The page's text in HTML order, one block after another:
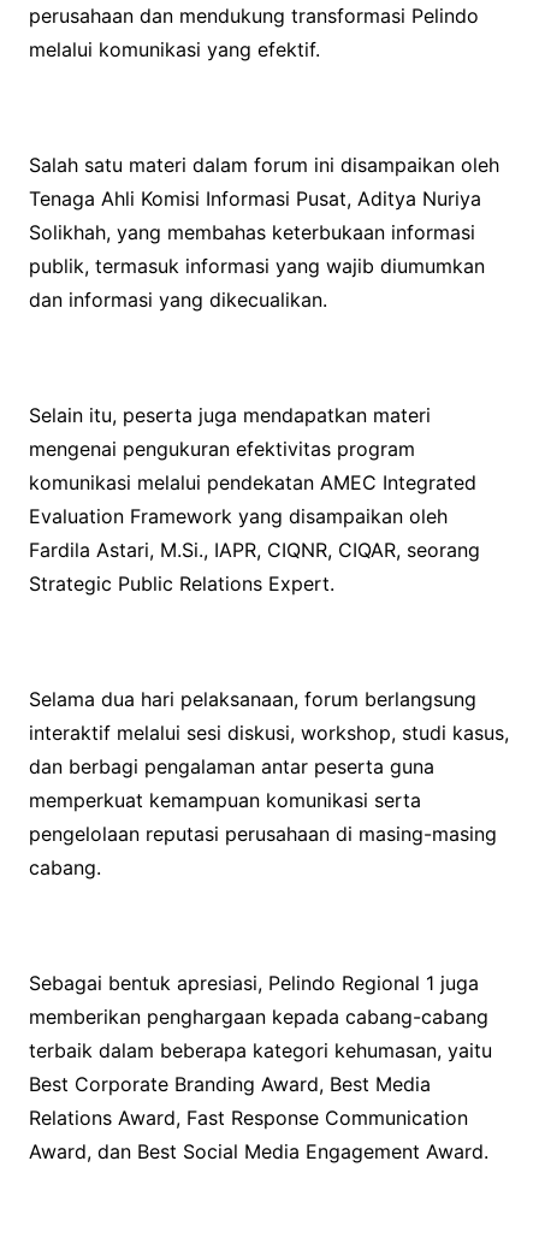
perusahaan dan mendukung transformasi Pelindo
melalui komunikasi yang efektif.
Salah satu materi dalam forum ini disampaikan oleh
Tenaga Ahli Komisi Informasi Pusat, Aditya Nuriya
Solikhah, yang membahas keterbukaan informasi
publik, termasuk informasi yang wajib diumumkan
dan informasi yang dikecualikan.
Selain itu, peserta juga mendapatkan materi
mengenai pengukuran efektivitas program
komunikasi melalui pendekatan AMEC Integrated
Evaluation Framework yang disampaikan oleh
Fardila Astari, M.Si., IAPR, CIQNR, CIQAR, seorang
Strategic Public Relations Expert.
Selama dua hari pelaksanaan, forum berlangsung
interaktif melalui sesi diskusi, workshop, studi kasus,
dan berbagi pengalaman antar peserta guna
memperkuat kemampuan komunikasi serta
pengelolaan reputasi perusahaan di masing-masing
cabang.
Sebagai bentuk apresiasi, Pelindo Regional 1 juga
memberikan penghargaan kepada cabang-cabang
terbaik dalam beberapa kategori kehumasan, yaitu
Best Corporate Branding Award, Best Media
Relations Award, Fast Response Communication
Award, dan Best Social Media Engagement Award.